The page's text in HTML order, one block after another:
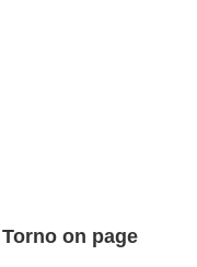
on page